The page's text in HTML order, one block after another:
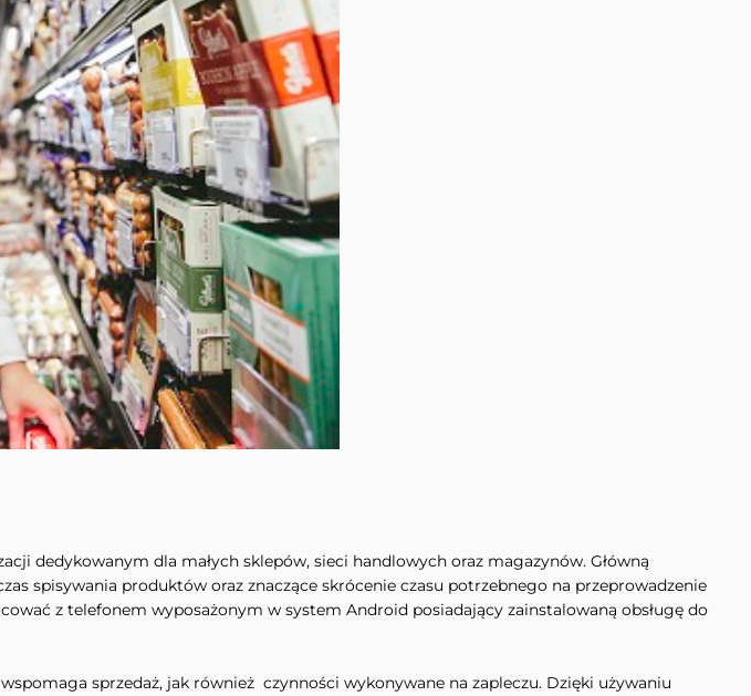
dedykowanym dla małych sklepów, sieci handlowych oraz magazynów. Główną
spisywania produktów oraz znaczące skrócenie czasu potrzebnego na przeprowadzenie
z telefonem wyposażonym w system Android posiadający zainstalowaną obsługę do
sprzedaż, jak również czynności wykonywane na zapleczu. Dzięki używaniu